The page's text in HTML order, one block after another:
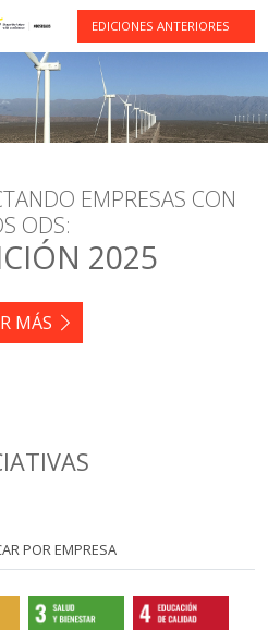
EDICIONES ANTERIORES
EMPRESAS CON
ODS:
2025
MÁS
POR EMPRESA